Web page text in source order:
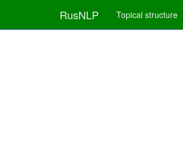
RusNLP Topical structure